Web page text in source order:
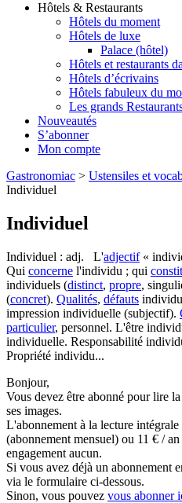
Hôtels & Restaurants
Hôtels du moment
Hôtels de luxe
Palace (hôtel)
Hôtels et restaurants
Hôtels d’écrivains
Hôtels fabuleux du
Les grands
Nouveautés
S’abonner
Mon compte
Gastronomiac > Ustensiles et
Individuel
Individuel
Individuel : adj. L'adjectif«
Qui concerne l'individu ; qui
individuels (distinct, propre,
(concret). Qualités, défauts
impression individuelle (subjectif).
particulier, personnel. L'être
individuelle. Responsabilité
Propriété individu...
Bonjour,
Vous devez être abonné pour lire
ses images.
L'abonnement à la lecture
(abonnement mensuel) ou 11 € /
engagement aucun.
Si vous avez déjà un abonnement
via le formulaire ci-dessous.
Sinon, vous pouvez vous abonner